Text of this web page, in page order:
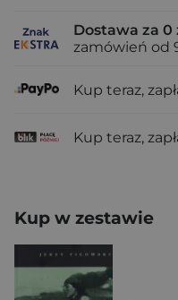
Dostawa za 0
zamówień od
Kup teraz,
Kup teraz,
Kup w zestawie